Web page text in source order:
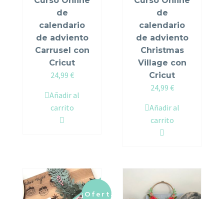
de
calendario
de adviento
Carrusel con
Cricut
24,99 €
Añadir al
carrito
de
calendario
de adviento
Christmas
Village con
Cricut
24,99 €
Añadir al
carrito
¡Oferta!